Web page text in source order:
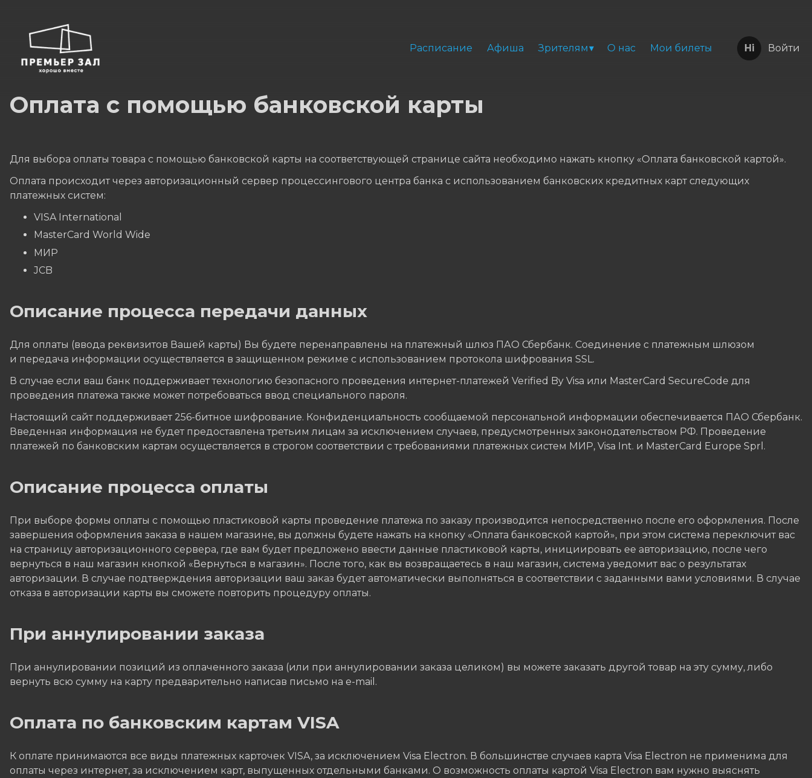
Расписание Афиша Зрителям О нас Мои билеты Войти
Оплата с помощью банковской карты
Для выбора оплаты товара с помощью банковской карты на соответствующей странице сайта необходимо нажать кнопку «Оплата банковской картой».
Оплата происходит через авторизационный сервер процессингового центра банка с использованием банковских кредитных карт следующих
платежных систем:
VISA International
MasterCard World Wide
МИР
JCB
Описание процесса передачи данных
Для оплаты (ввода реквизитов Вашей карты) Вы будете перенаправлены на платежный шлюз ПАО Сбербанк. Соединение с платежным шлюзом
и передача информации осуществляется в защищенном режиме с использованием протокола шифрования SSL.
В случае если ваш банк поддерживает технологию безопасного проведения интернет-платежей Verified By Visa или MasterCard SecureCode для
проведения платежа также может потребоваться ввод специального пароля.
Настоящий сайт поддерживает 256-битное шифрование. Конфиденциальность сообщаемой персональной информации обеспечивается ПАО Сбербанк.
Введенная информация не будет предоставлена третьим лицам за исключением случаев, предусмотренных законодательством РФ. Проведение
платежей по банковским картам осуществляется в строгом соответствии с требованиями платежных систем МИР, Visa Int. и MasterCard Europe Sprl.
Описание процессa оплаты
При выборе формы оплаты с помощью пластиковой карты проведение платежа по заказу производится непосредственно после его оформления. После
завершения оформления заказа в нашем магазине, вы должны будете нажать на кнопку «Оплата банковской картой», при этом система переключит вас
на страницу авторизационного сервера, где вам будет предложено ввести данные пластиковой карты, инициировать ее авторизацию, после чего
вернуться в наш магазин кнопкой «Вернуться в магазин». После того, как вы возвращаетесь в наш магазин, система уведомит вас о результатах
авторизации. В случае подтверждения авторизации ваш заказ будет автоматически выполняться в соответствии с заданными вами условиями. В случае
отказа в авторизации карты вы сможете повторить процедуру оплаты.
При аннулировании заказа
При аннулировании позиций из оплаченного заказа (или при аннулировании заказа целиком) вы можете заказать другой товар на эту сумму, либо
вернуть всю сумму на карту предварительно написав письмо на e-mail.
Оплата по банковским картам VISA
К оплате принимаются все виды платежных карточек VISA, за исключением Visa Electron. В большинстве случаев карта Visa Electron не применима для
оплаты через интернет, за исключением карт, выпущенных отдельными банками. О возможность оплаты картой Visa Electron вам нужно выяснять